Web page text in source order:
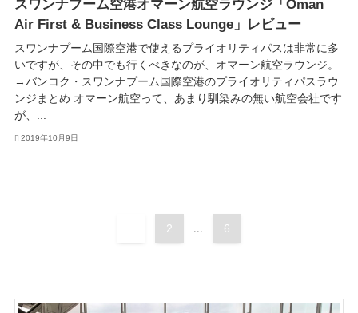
スワンナプーム空港オマーン航空ラウンジ「Oman
Air First & Business Class Lounge」レビュー
スワンナプーム国際空港で使えるプライオリティパスは非常に多
いですが、その中でも行くべきなのが、オマーン航空ラウンジ。
→バンコク・スワンナプーム国際空港のプライオリティパスラウ
ンジまとめ オマーン航空って、あまり馴染みの無い航空会社です
が、...
2019年10月9日
2 6